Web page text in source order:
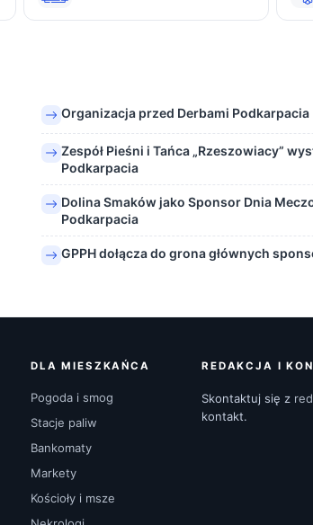
Organizacja przed Derbami Podkarpacia
Zespół Pieśni i Tańca „Rzeszowiacy”
Podkarpacia
Dolina Smaków jako Sponsor Dnia
Podkarpacia
GPPH dołącza do grona głównych
DLA MIESZKAŃCA
Pogoda i smog
Stacje paliw
Bankomaty
Markety
Kościoły i msze
REDAKCJA I
Skontaktuj się z
kontakt.